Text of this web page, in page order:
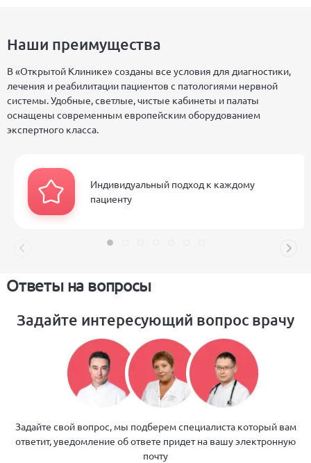
Ответы на вопросы
Задайте интересующий вопрос врачу
Задайте свой вопрос, мы подберем специалиста который вам
ответит, уведомление об ответе придет на вашу электронную
почту
Наши преимущества
В «Открытой Клинике» созданы все условия для диагностики,
лечения и реабилитации пациентов с патологиями нервной
системы. Удобные, светлые, чистые кабинеты и палаты
оснащены современным европейским оборудованием
экспертного класса.
Индивидуальный подход к каждому
пациенту